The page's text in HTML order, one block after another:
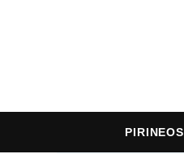
PIRINEOS